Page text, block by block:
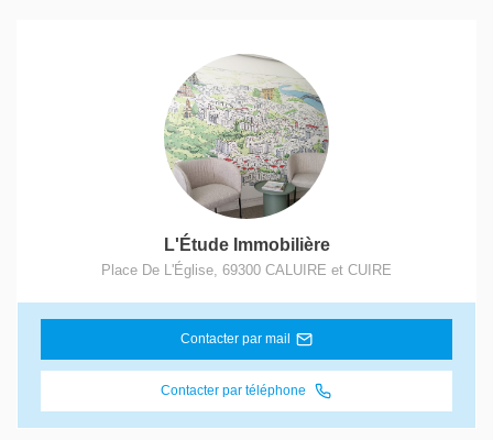
L'Étude Immobilière
Place De L'Église 69300 CALUIRE et CUIRE
Contacter par mail
Contacter par téléphone